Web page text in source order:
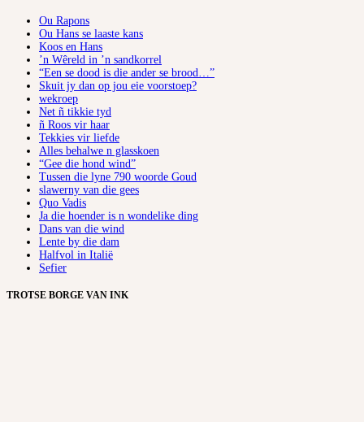
Ou Rapons
Ou Hans se laaste kans
Koos en Hans
’n Wêreld in ’n sandkorrel
“Een se dood is die ander se brood…”
Skuit jy dan op jou eie voorstoep?
wekroep
Net ñ tikkie tyd
ñ Roos vir haar
Tekkies vir liefde
Alles behalwe n glasskoen
“Gee die hond wind”
Tussen die lyne 790 woorde Goud
slawerny van die gees
Quo Vadis
Ja die hoender is n wondelike ding
Dans van die wind
Lente by die dam
Halfvol in Italië
Sefier
TROTSE BORGE VAN INK